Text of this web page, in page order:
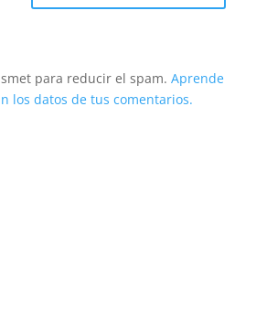
para reducir el spam. Aprende
los datos de tus comentarios.